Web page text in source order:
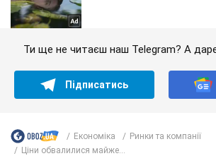
Ти ще не читаєш наш Telegram? А
Підписатись
Економіка
Ринки та компанії
Ціни обвалилися майже...